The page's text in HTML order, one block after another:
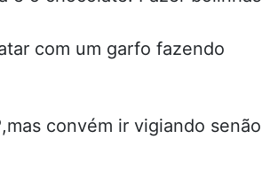
com um garfo fazendo
convém ir vigiando senão